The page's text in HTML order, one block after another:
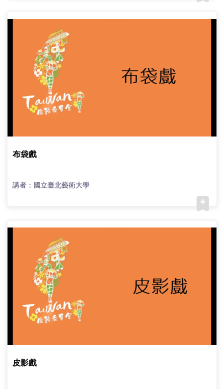
布袋戲
講者：國立臺北藝術大學
皮影戲